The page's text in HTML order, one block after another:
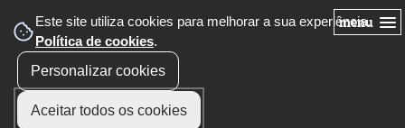
Este site utiliza cookies para melhorar a sua experiência.
Política de cookies.
Personalizar cookies
Aceitar todos os cookies
menu